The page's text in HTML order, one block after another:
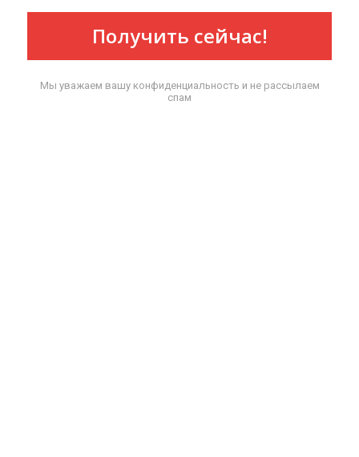
Получить сейчас!
Мы уважаем вашу конфиденциальность и не рассылаем
спам